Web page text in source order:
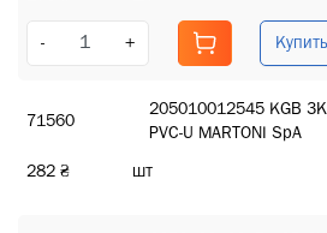
- +
71560
205010012545 KGB
PVC-U MARTONI SpA
282 ₴ шт